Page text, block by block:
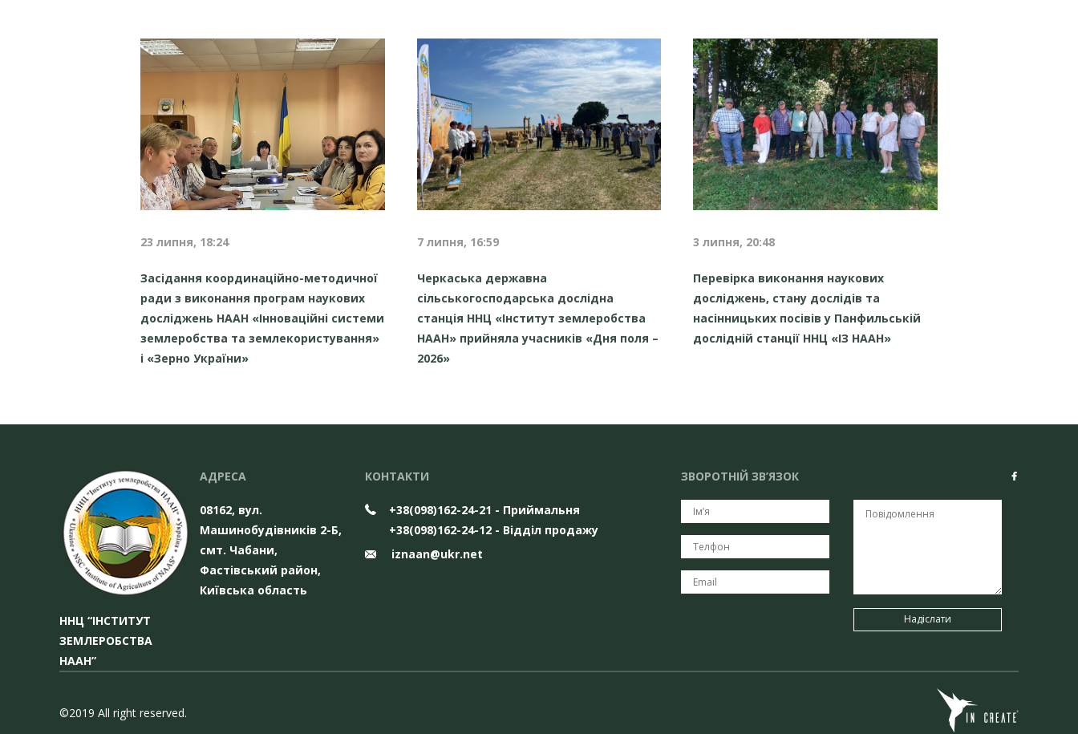
23 липня, 18:24
Засідання координаційно-методичної
ради з виконання програм наукових
досліджень НААН «Інноваційні системи
землеробства та землекористування»
і «Зерно України»
7 липня, 16:59
Черкаська державна
сільськогосподарська дослідна
станція ННЦ «Інститут землеробства
НААН» прийняла учасників «Дня поля –
2026»
3 липня, 20:48
Перевірка виконання наукових
досліджень, стану дослідів та
насінницьких посівів у Панфильській
дослідній станції ННЦ «ІЗ НААН»
ННЦ “ІНСТИТУТ
ЗЕМЛЕРОБСТВА
НААН”
АДРЕСА
08162, вул.
Машинобудівників 2-Б,
смт. Чабани,
Фастівський район,
Київська область
КОНТАКТИ
+38(098)162-24-21 - Приймальня
+38(098)162-24-12 - Відділ продажу
iznaan@ukr.net
ЗВОРОТНІЙ ЗВ’ЯЗОК
©2019 All right reserved.